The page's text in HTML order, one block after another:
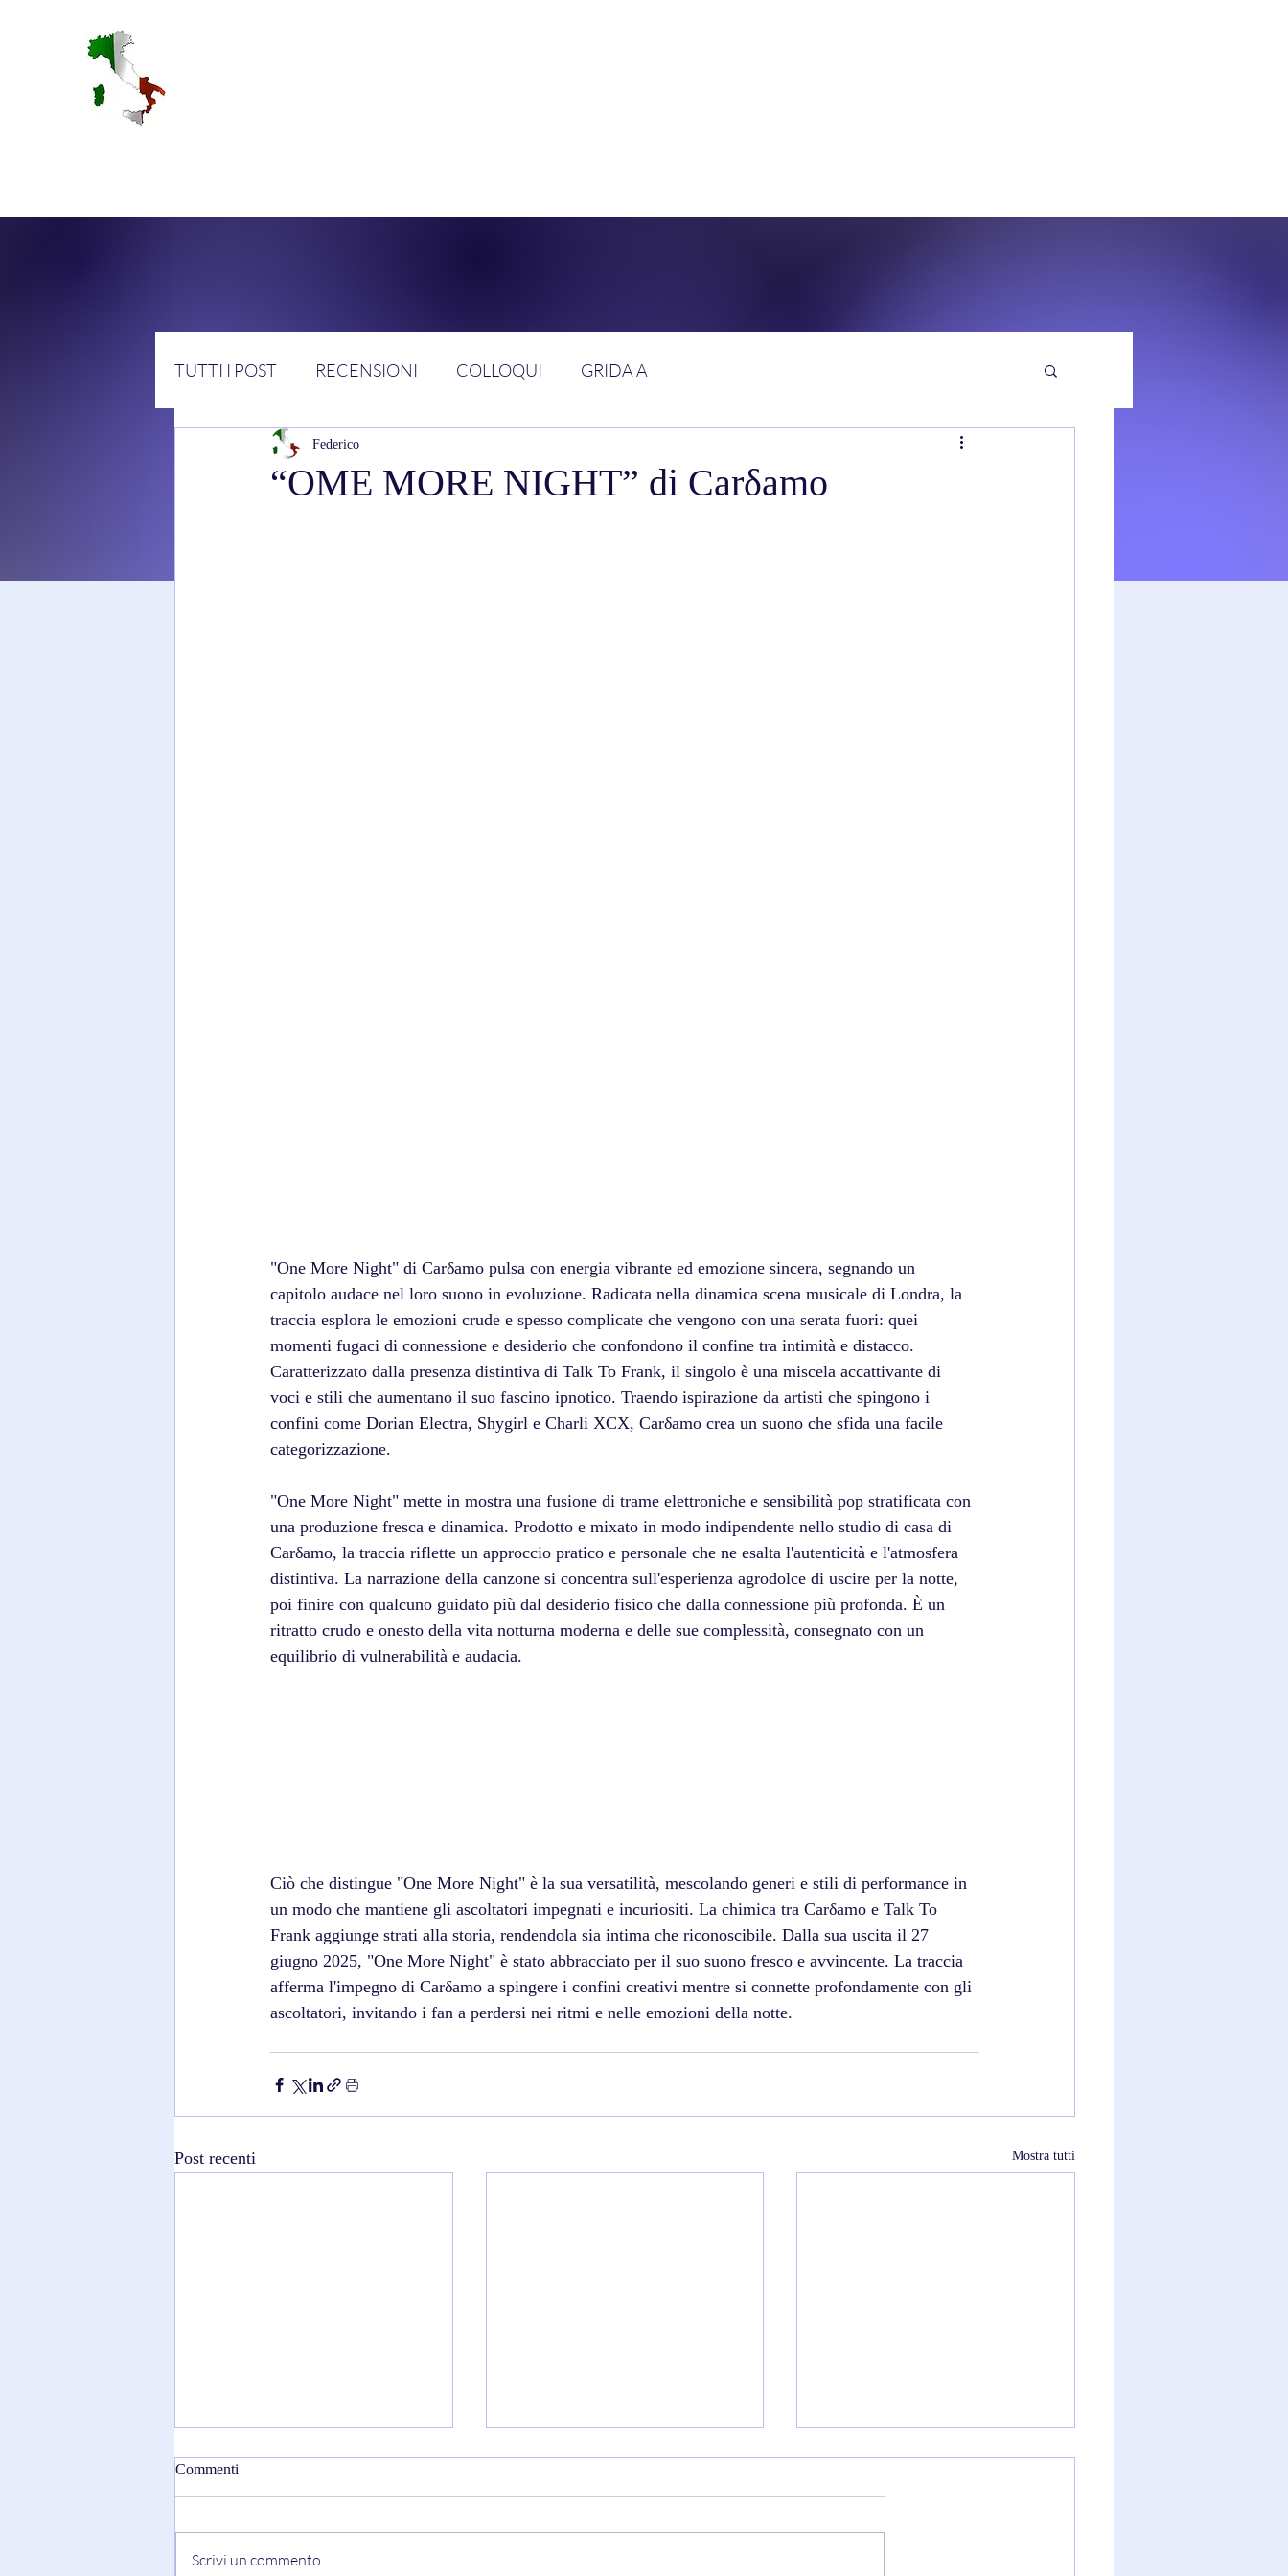
TUTTI I POST RECENSIONI COLLOQUI GRIDA A
“OME MORE NIGHT” di Carδamo
Federico
"One More Night" di Carδamo pulsa con energia vibrante ed emozione sincera, segnando un
capitolo audace nel loro suono in evoluzione. Radicata nella dinamica scena musicale di Londra, la
traccia esplora le emozioni crude e spesso complicate che vengono con una serata fuori: quei
momenti fugaci di connessione e desiderio che confondono il confine tra intimità e distacco.
Caratterizzato dalla presenza distintiva di Talk To Frank, il singolo è una miscela accattivante di
voci e stili che aumentano il suo fascino ipnotico. Traendo ispirazione da artisti che spingono i
confini come Dorian Electra, Shygirl e Charli XCX, Carδamo crea un suono che sfida una facile
categorizzazione.
"One More Night" mette in mostra una fusione di trame elettroniche e sensibilità pop stratificata con
una produzione fresca e dinamica. Prodotto e mixato in modo indipendente nello studio di casa di
Carδamo, la traccia riflette un approccio pratico e personale che ne esalta l'autenticità e l'atmosfera
distintiva. La narrazione della canzone si concentra sull'esperienza agrodolce di uscire per la notte,
poi finire con qualcuno guidato più dal desiderio fisico che dalla connessione più profonda. È un
ritratto crudo e onesto della vita notturna moderna e delle sue complessità, consegnato con un
equilibrio di vulnerabilità e audacia.
Ciò che distingue "One More Night" è la sua versatilità, mescolando generi e stili di performance in
un modo che mantiene gli ascoltatori impegnati e incuriositi. La chimica tra Carδamo e Talk To
Frank aggiunge strati alla storia, rendendola sia intima che riconoscibile. Dalla sua uscita il 27
giugno 2025, "One More Night" è stato abbracciato per il suo suono fresco e avvincente. La traccia
afferma l'impegno di Carδamo a spingere i confini creativi mentre si connette profondamente con gli
ascoltatori, invitando i fan a perdersi nei ritmi e nelle emozioni della notte.
Post recenti Mostra tutti
Commenti
Scrivi un commento...